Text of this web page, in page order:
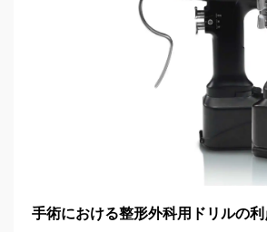
手術における整形外科用ドリルの